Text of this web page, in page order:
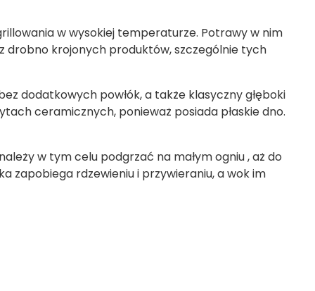
w wysokiej temperaturze. Potrawy w nim
drobno krojonych produktów, szczególnie tych
dodatkowych powłók, a także klasyczny głęboki
ceramicznych, ponieważ posiada płaskie dno.
w tym celu podgrzać na małym ogniu , aż do
zapobiega rdzewieniu i przywieraniu, a wok im